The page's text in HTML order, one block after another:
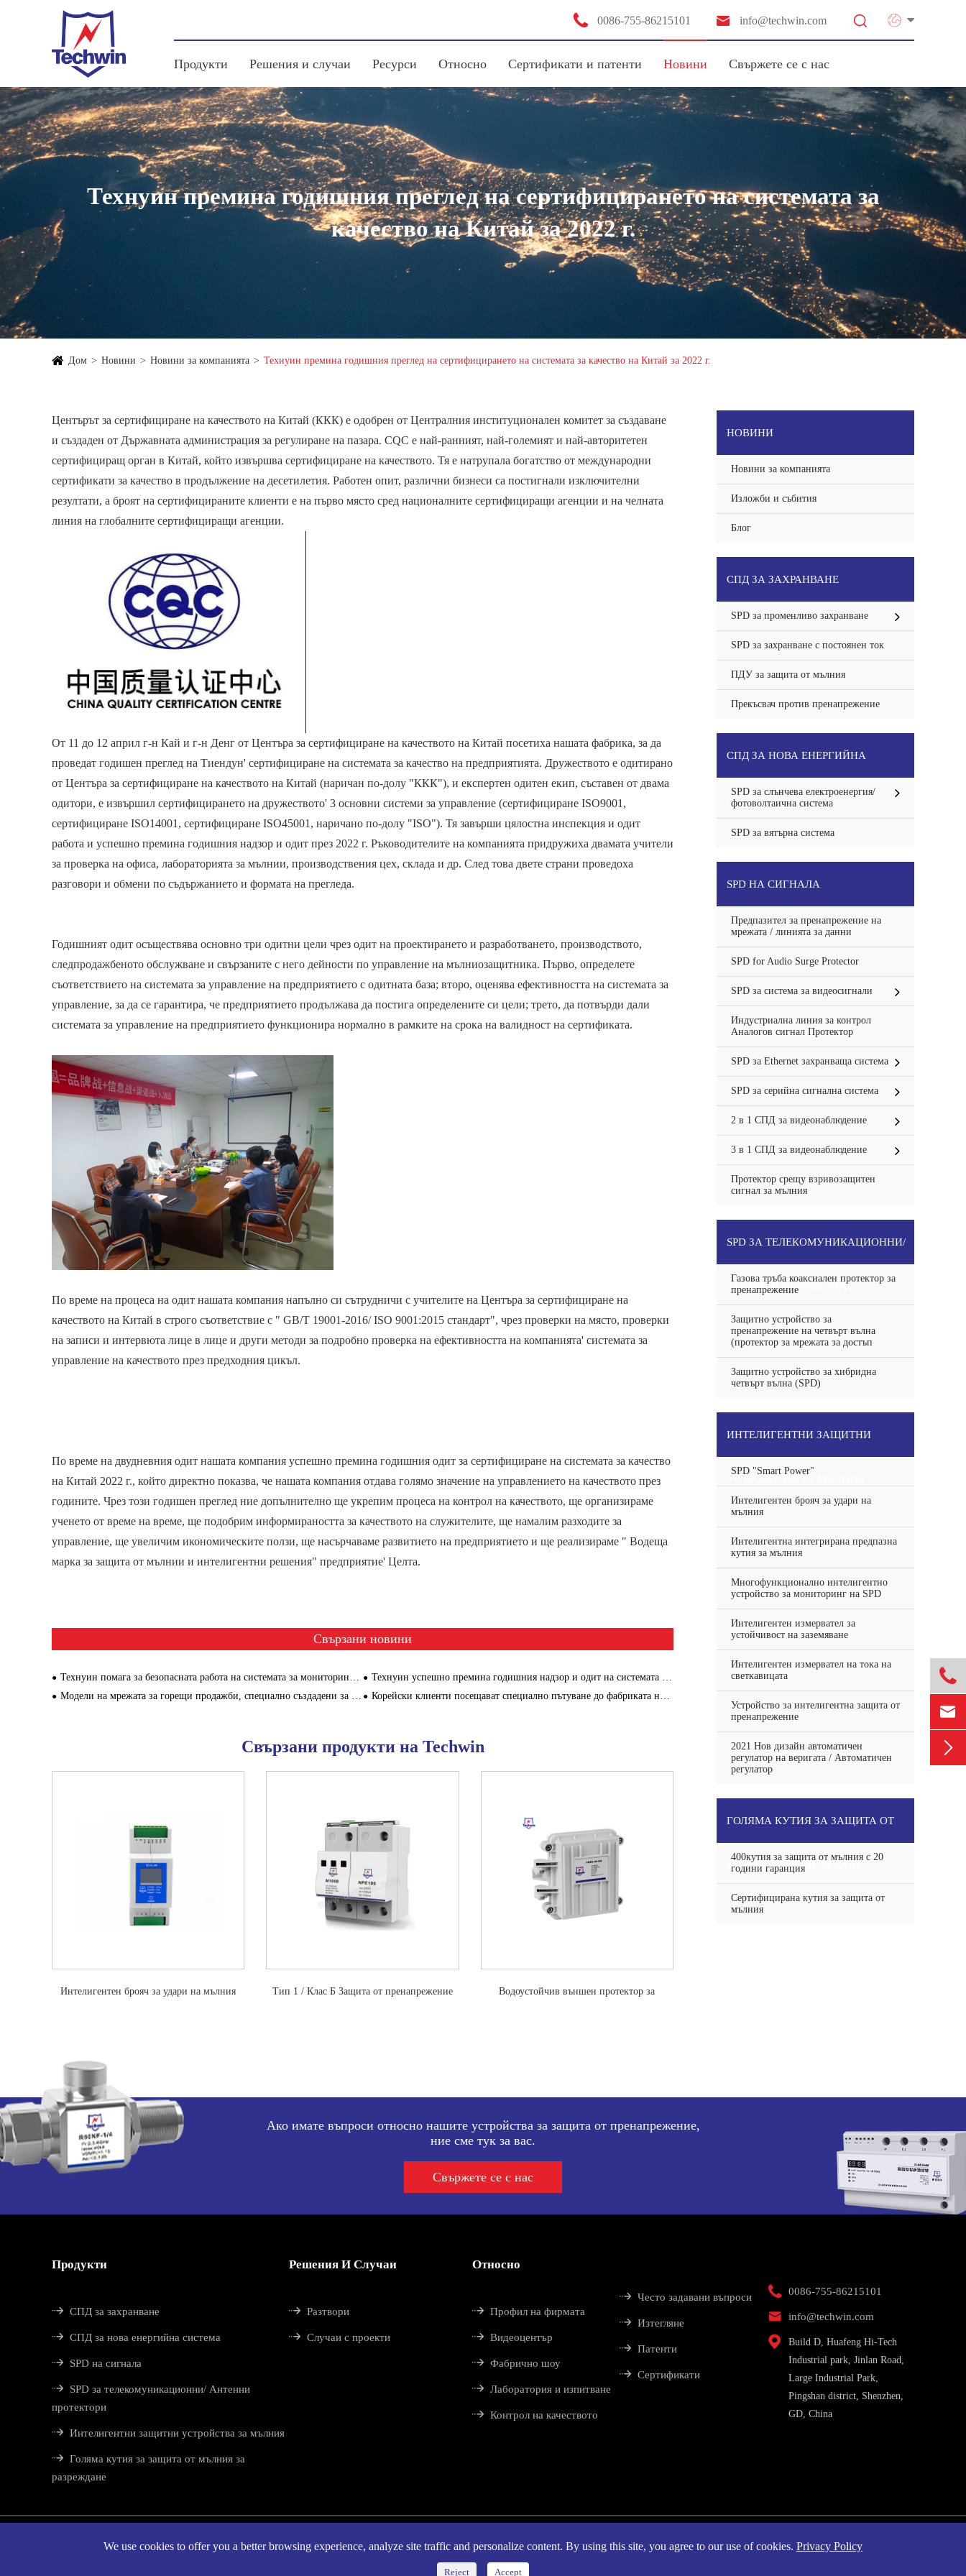
 0086-755-86215101  info@techwin.com 
Продукти Решения и случаи Ресурси Относно Сертификати и патенти Новини Свържете се с нас
Технуин премина годишния преглед на сертифицирането на системата за
качество на Китай за 2022 г.
Дом Новини Новини за компанията Технуин премина годишния преглед на сертифицирането на системата за качество на Китай за 2022 г.
Центърът за сертифициране на качеството на Китай (ККК) е одобрен от Централния институционален комитет за създаване
и създаден от Държавната администрация за регулиране на пазара. CQC е най-ранният, най-големият и най-авторитетен
сертифициращ орган в Китай, който извършва сертифициране на качеството. Тя е натрупала богатство от международни
сертификати за качество в продължение на десетилетия. Работен опит, различни бизнеси са постигнали изключителни
резултати, а броят на сертифицираните клиенти е на първо място сред националните сертифициращи агенции и на челната
линия на глобалните сертифициращи агенции.
От 11 до 12 април г-н Кай и г-н Денг от Центъра за сертифициране на качеството на Китай посетиха нашата фабрика, за да
проведат годишен преглед на Тиендун' сертифициране на системата за качество на предприятията. Дружеството е одитирано
от Центъра за сертифициране на качеството на Китай (наричан по-долу "ККК"), и експертен одитен екип, съставен от двама
одитори, е извършил сертифицирането на дружеството' 3 основни системи за управление (сертифициране ISO9001,
сертифициране ISO14001, сертифициране ISO45001, наричано по-долу "ISO"). Тя завърши цялостна инспекция и одит
работа и успешно премина годишния надзор и одит през 2022 г. Ръководителите на компанията придружиха двамата учители
за проверка на офиса, лабораторията за мълнии, производствения цех, склада и др. След това двете страни проведоха
разговори и обмени по съдържанието и формата на прегледа.
Годишният одит осъществява основно три одитни цели чрез одит на проектирането и разработването, производството,
следпродажбеното обслужване и свързаните с него дейности по управление на мълниозащитника. Първо, определете
съответствието на системата за управление на предприятието с одитната база; второ, оценява ефективността на системата за
управление, за да се гарантира, че предприятието продължава да постига определените си цели; трето, да потвърди дали
системата за управление на предприятието функционира нормално в рамките на срока на валидност на сертификата.
По време на процеса на одит нашата компания напълно си сътрудничи с учителите на Центъра за сертифициране на
качеството на Китай в строго съответствие с " GB/T 19001-2016/ ISO 9001:2015 стандарт", чрез проверки на място, проверки
на записи и интервюта лице в лице и други методи за подробно проверка на ефективността на компанията' системата за
управление на качеството през предходния цикъл.
По време на двудневния одит нашата компания успешно премина годишния одит за сертифициране на системата за качество
на Китай 2022 г., който директно показва, че нашата компания отдава голямо значение на управлението на качеството през
годините. Чрез този годишен преглед ние допълнително ще укрепим процеса на контрол на качеството, ще организираме
ученето от време на време, ще подобрим информираността за качеството на служителите, ще намалим разходите за
управление, ще увеличим икономическите ползи, ще насърчаваме развитието на предприятието и ще реализираме " Водеща
марка за защита от мълнии и интелигентни решения" предприятие' Целта.
Свързани новини
Технуин помага за безопасната работа на системата за мониторинг на университета в Шенжен
Технуин успешно премина годишния надзор и одит на системата за управление през 2021 г.
Модели на мрежата за горещи продажби, специално създадени за метрото Сямен
Корейски клиенти посещават специално пътуване до фабриката на Текуин
Свързани продукти на Techwin
Интелигентен брояч за удари на мълния
Тип 1 / Клас Б Защита от пренапрежение
Водоустойчив външен протектор за
НОВИНИ
Новини за компанията
Изложби и събития
Блог
СПД ЗА ЗАХРАНВАНЕ
SPD за променливо захранване
SPD за захранване с постоянен ток
ПДУ за защита от мълния
Прекъсвач против пренапрежение
СПД ЗА НОВА ЕНЕРГИЙНА
СИСТЕМА
SPD за слънчева електроенергия/
фотоволтаична система
SPD за вятърна система
SPD НА СИГНАЛА
Предпазител за пренапрежение на
мрежата / линията за данни
SPD for Audio Surge Protector
SPD за система за видеосигнали
Индустриална линия за контрол
Аналогов сигнал Протектор
SPD за Ethernet захранваща система
SPD за серийна сигнална система
2 в 1 СПД за видеонаблюдение
3 в 1 СПД за видеонаблюдение
Протектор срещу взривозащитен
сигнал за мълния
SPD ЗА ТЕЛЕКОМУНИКАЦИОННИ/
АНТЕННИ ПРОТЕКТОРИ
Газова тръба коаксиален протектор за
пренапрежение
Защитно устройство за
пренапрежение на четвърт вълна
(протектор за мрежата за достъп
Защитно устройство за хибридна
четвърт вълна (SPD)
ИНТЕЛИГЕНТНИ ЗАЩИТНИ
SPD "Smart Power"
Интелигентен брояч за удари на
мълния
Интелигентна интегрирана предпазна
кутия за мълния
Многофункционално интелигентно
устройство за мониторинг на SPD
Интелигентен измервател за
устойчивост на заземяване
Интелигентен измервател на тока на
светкавицата
Устройство за интелигентна защита от
пренапрежение
2021 Нов дизайн автоматичен
регулатор на веригата / Автоматичен
регулатор
ГОЛЯМА КУТИЯ ЗА ЗАЩИТА ОТ
МЪЛНИЯ ЗА РАЗРЕЖДАНЕ
400кутия за защита от мълния с 20
години гаранция
Сертифицирана кутия за защита от
мълния
Ако имате въпроси относно нашите устройства за защита от пренапрежение,
ние сме тук за вас.
Свържете се с нас
Продукти
 СПД за захранване
 СПД за нова енергийна система
 SPD на сигнала

SPD за телекомуникационни/ Антенни
протектори
 Интелигентни защитни устройства за мълния
 Голяма кутия за защита от мълния за
разреждане
Решения И Случаи
 Разтвори
 Случаи с проекти
Относно
 Профил на фирмата
 Видеоцентър
 Фабрично шоу
 Лаборатория и изпитване
 Контрол на качеството
 Често задавани въпроси
 Изтегляне
 Патенти
 Сертификати
 0086-755-86215101
 info@techwin.com

Build D, Huafeng Hi-Tech
Industrial park, Jinlan Road,
Large Industrial Park,
Pingshan district, Shenzhen,
GD, China



We use cookies to offer you a better browsing experience, analyze site traffic and personalize content. By using this site, you agree to our use of cookies. Privacy Policy
Reject Accept